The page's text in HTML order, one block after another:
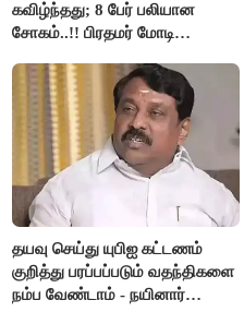
கவிழ்ந்தது; 8 பேர் பலியான
சோகம்..!! பிரதமர் மோடி
தயவு செய்து யுபிஐ கட்டணம்
குறித்து பரப்பப்படும் வதந்திகளை
நம்ப வேண்டாம் - நயினார்